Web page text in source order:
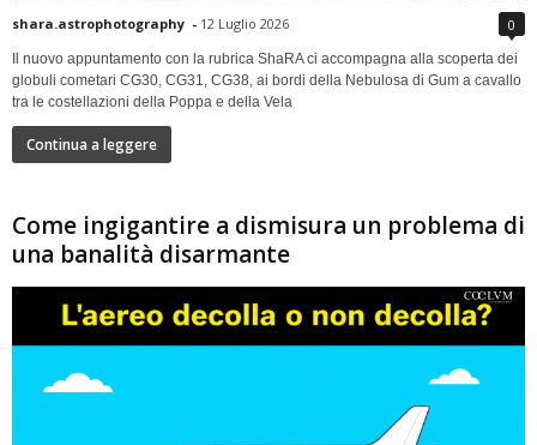
shara.astrophotography - 12 Luglio 2026 0
Il nuovo appuntamento con la rubrica ShaRA ci accompagna alla scoperta dei
globuli cometari CG30, CG31, CG38, ai bordi della Nebulosa di Gum a cavallo
tra le costellazioni della Poppa e della Vela
Continua a leggere
Come ingigantire a dismisura un problema di
una banalità disarmante